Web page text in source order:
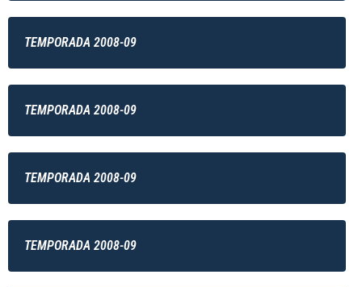
TEMPORADA 2008-09
TEMPORADA 2008-09
TEMPORADA 2008-09
TEMPORADA 2008-09